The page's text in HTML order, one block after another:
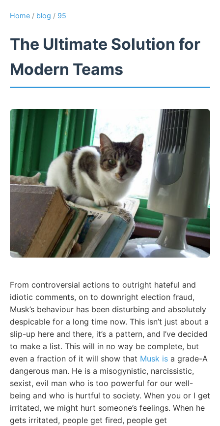
Home / blog / 95
The Ultimate Solution for
Modern Teams
From controversial actions to outright hateful and
idiotic comments, on to downright election fraud,
Musk’s behaviour has been disturbing and absolutely
despicable for a long time now. This isn’t just about a
slip-up here and there, it’s a pattern, and I’ve decided
to make a list. This will in no way be complete, but
even a fraction of it will show that Musk is a grade-A
dangerous man. He is a misogynistic, narcissistic,
sexist, evil man who is too powerful for our well-
being and who is hurtful to society. When you or I get
irritated, we might hurt someone’s feelings. When he
gets irritated, people get fired, people get